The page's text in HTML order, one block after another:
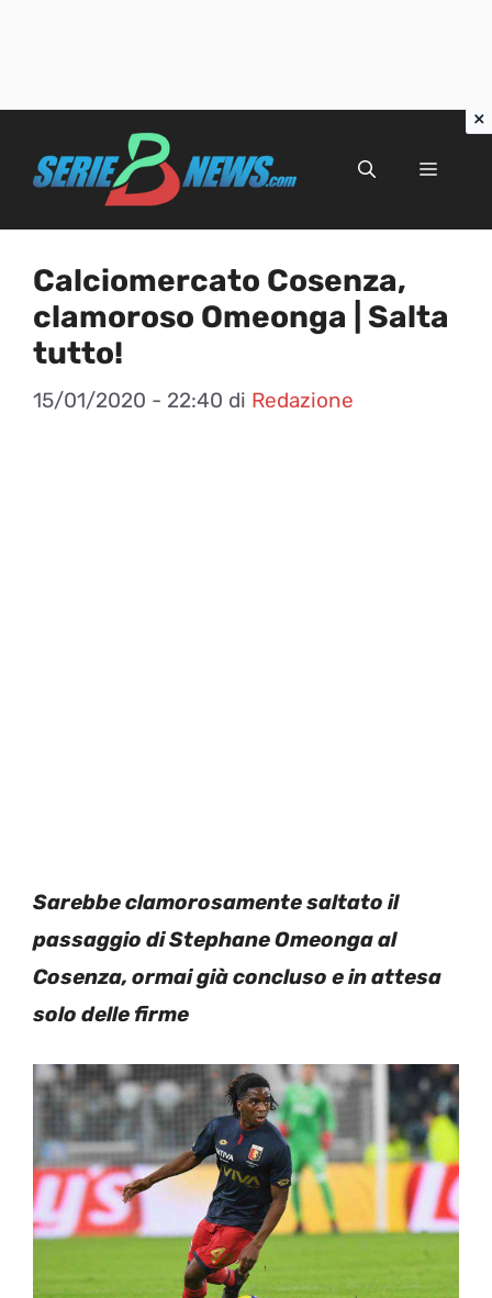
Menu
Calciomercato Cosenza,
clamoroso Omeonga | Salta
tutto!
15/01/2020 - 22:40 di Redazione
Sarebbe clamorosamente saltato il
passaggio di Stephane Omeonga al
Cosenza, ormai già concluso e in attesa
solo delle firme